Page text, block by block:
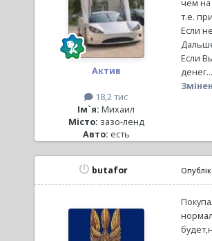
Актив
18,2 тис
Ім`я: Михаил
Місто: зазо-ленд
Авто: есть
чем на
т.е.
Если
Если
денег...
butafor